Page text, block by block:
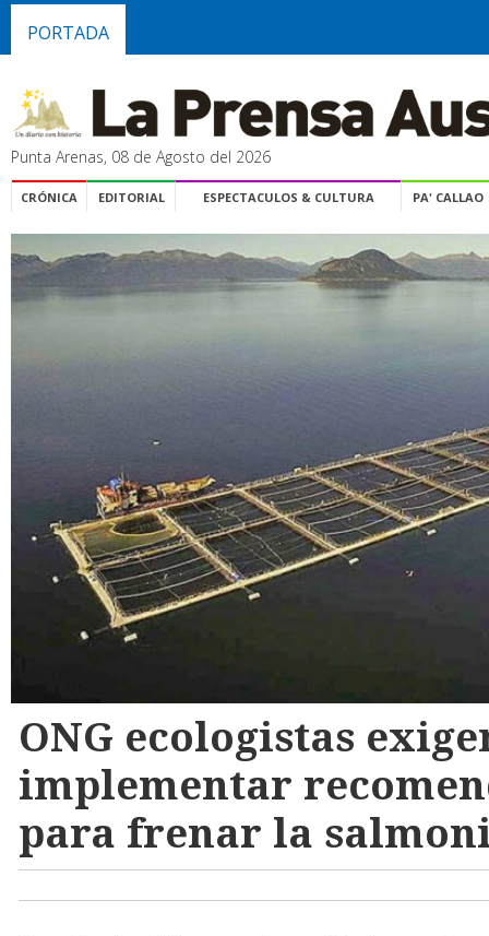
PORTADA
Punta Arenas, 08 de Agosto del 2026
CRÓNICA EDITORIAL ESPECTACULOS & CULTURA PA' CALLAO
ONG ecologistas
implementar
para frenar la